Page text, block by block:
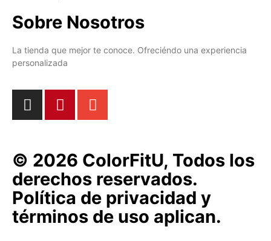
Sobre Nosotros
La tienda que mejor te conoce. Ofreciéndo una experiencia
personalizada
© 2026 ColorFitU, Todos los
derechos reservados.
Política de privacidad y
términos de uso aplican.